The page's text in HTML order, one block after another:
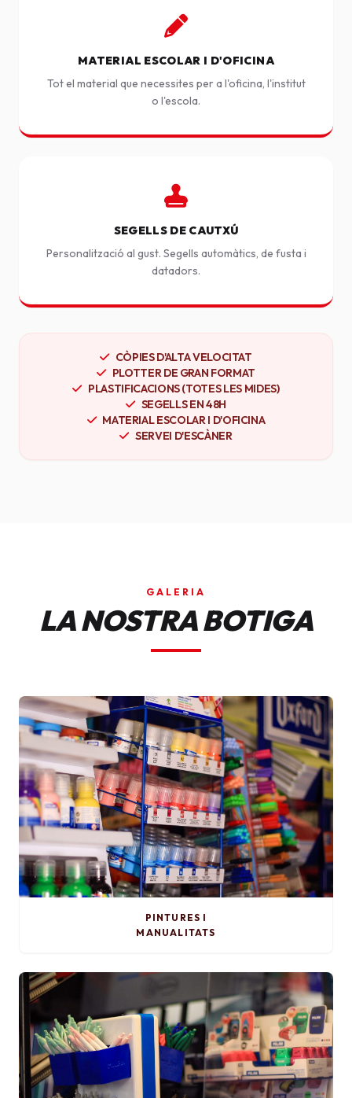
MATERIAL ESCOLAR I D'OFICINA
Tot el material que necessites per a l'oficina, l'institut
o l'escola.
SEGELLS DE CAUTXÚ
Personalització al gust. Segells automàtics, de fusta i
datadors.
CÒPIES D'ALTA VELOCITAT
PLOTTER DE GRAN FORMAT
PLASTIFICACIONS (TOTES LES MIDES)
SEGELLS EN 48H
MATERIAL ESCOLAR I D'OFICINA
SERVEI D'ESCÀNER
GALERIA
LA NOSTRA BOTIGA
PINTURES I
MANUALITATS